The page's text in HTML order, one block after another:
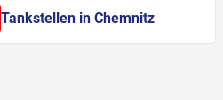
Tankstellen in Chemnitz